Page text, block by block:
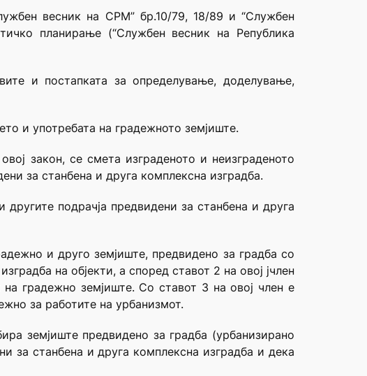
весник на СРМ” бр.10/79, 18/89 и “Службен
планирање (“Службен весник на Република
и постапката за определување, доделување,
и употребата на градежното земјиште.
закон, се смета изграденото и неизграденото
за станбена и друга комплексна изградба.
подрачја предвидени за станбена и друга
и друго земјиште, предвидено за градба со
на објекти, а според ставот 2 на овој јчлен
градежно земјиште. Со ставот 3 на овој член е
за работите на урбанизмот.
земјиште предвидено за градба (урбанизирано
за станбена и друга комплексна изградба и дека